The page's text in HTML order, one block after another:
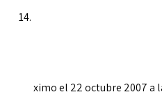
ximoel 22 octubre 2007 a